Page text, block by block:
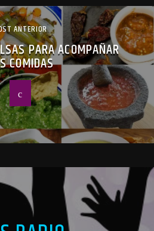
ANTERIOR
PARA ACOMPAÑAR
COMIDAS